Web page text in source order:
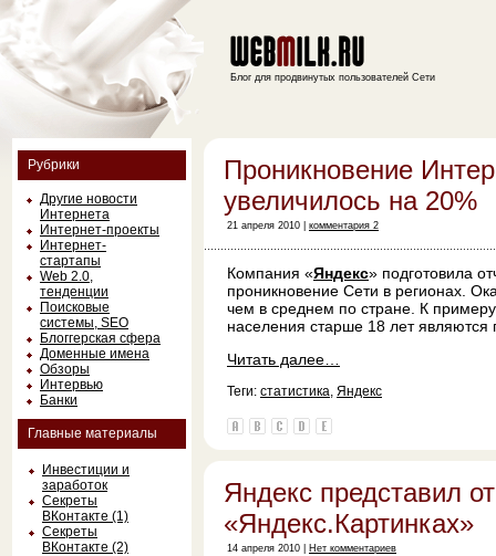
Рубрики
Другие новости
Интернета
Интернет-проекты
Интернет-
стартапы
Web 2.0,
тенденции
Поисковые
системы, SEO
Блоггерская сфера
Доменные имена
Обзоры
Интервью
Банки
Главные материалы
Инвестиции и
заработок
Секреты
ВКонтакте (1)
Секреты
ВКонтакте (2)
Блог для продвинутых пользователей Сети
Проникновение
увеличилось на 20%
21 апреля 2010 | комментария 2
Компания «Яндекс» подготовила
проникновение Сети в регионах.
чем в среднем по стране. К
населения старше 18 лет являются
Читать далее…
Теги: статистика, Яндекс
Яндекс представил
«Яндекс.Картинках»
14 апреля 2010 | Нет комментариев